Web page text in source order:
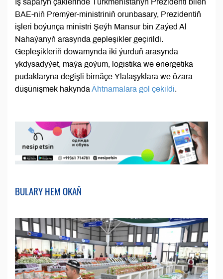
Iş saparyň çäklerinde Türkmenistanyň Prezidenti bilen
BAE-niň Premýer-ministriniň orunbasary, Prezidentiň
işleri boýunça ministri Şeýh Mansur bin Zaýed Al
Nahaýanyň arasynda gepleşikler geçirildi.
Gepleşikleriň dowamynda iki ýurduň arasynda
ykdysadyýet, maýa goýum, logistika we energetika
pudaklaryna degişli birnäçe Ylalaşyklara we özara
düşünişmek hakynda Ähtnamalara gol çekildi.
BULARY HEM OKAŇ